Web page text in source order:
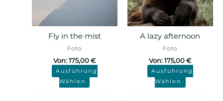
Fly in the mist
Foto
Von:175,00€
Ausführung
Wählen
A lazy afternoon
Foto
Von:175,00€
Ausführung
Wählen